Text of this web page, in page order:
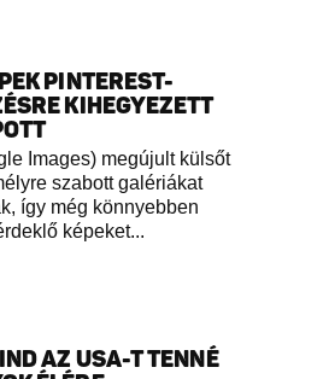
PINTEREST-
KIHEGYEZETT
Images) megújult külsőt
szabott galériákat
így még könnyebben
képeket...
AZ USA-T TENNÉ